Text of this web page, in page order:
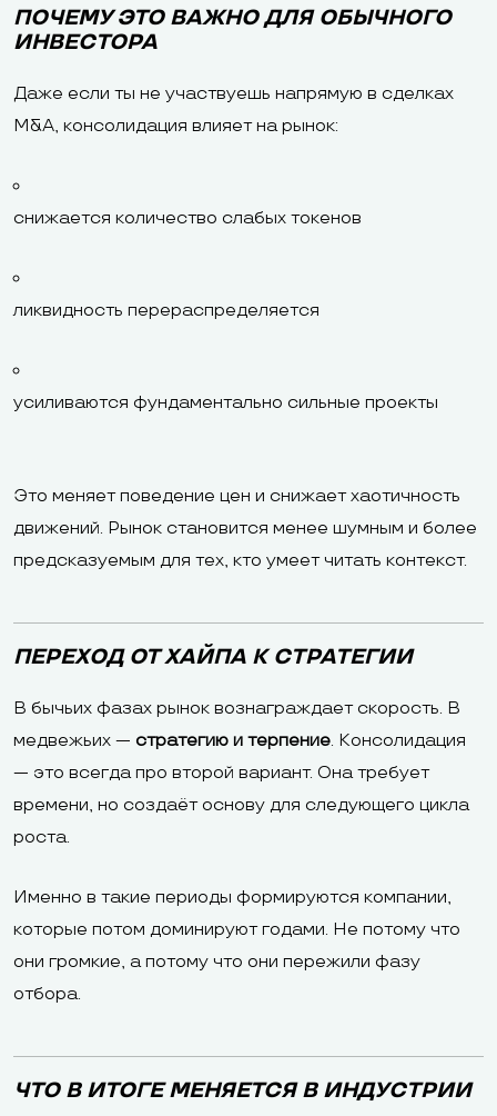
ПОЧЕМУ ЭТО ВАЖНО ДЛЯ ОБЫЧНОГО
ИНВЕСТОРА
Даже если ты не участвуешь напрямую в сделках
M&A, консолидация влияет на рынок:
снижается количество слабых токенов
ликвидность перераспределяется
усиливаются фундаментально сильные проекты
Это меняет поведение цен и снижает хаотичность
движений. Рынок становится менее шумным и более
предсказуемым для тех, кто умеет читать контекст.
ПЕРЕХОД ОТ ХАЙПА К СТРАТЕГИИ
В бычьих фазах рынок вознаграждает скорость. В
медвежьих — стратегию и терпение. Консолидация
— это всегда про второй вариант. Она требует
времени, но создаёт основу для следующего цикла
роста.
Именно в такие периоды формируются компании,
которые потом доминируют годами. Не потому что
они громкие, а потому что они пережили фазу
отбора.
ЧТО В ИТОГЕ МЕНЯЕТСЯ В ИНДУСТРИИ